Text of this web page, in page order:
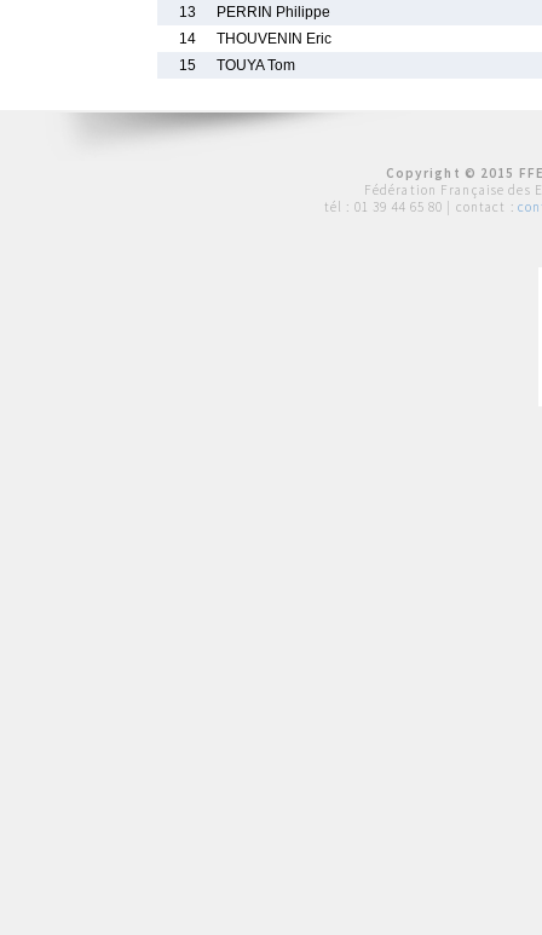
13
PERRIN Philippe
14
THOUVENIN Eric
15
TOUYA Tom
Copyright © 2015
Fédération Française des
tél : 01 39 44 65 80 | contact :